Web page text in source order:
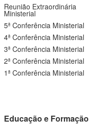
Reunião Extraordinária
Ministerial
5ª Conferência Ministerial
4ª Conferência Ministerial
3ª Conferência Ministerial
2ª Conferência Ministerial
1ª Conferência Ministerial
Educação e Formação